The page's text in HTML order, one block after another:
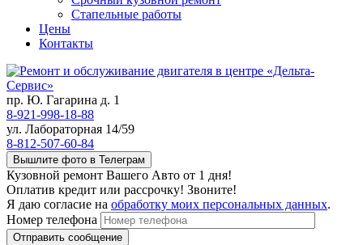
Стапельные работы
Цены
Контакты
пр. Ю. Гагарина д. 1
8-921-998-18-88
ул. Лабораторная 14/59
8-812-507-60-84
Вышлите фото в Телеграм
Кузовной ремонт Вашего Авто от 1 дня!
Оплатив кредит или рассрочку! Звоните!
Я даю согласие на обработку моих персональных данных.
Номер телефона